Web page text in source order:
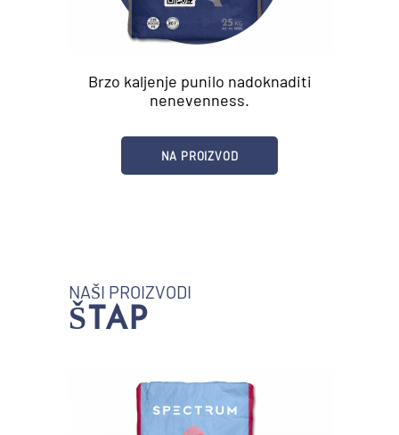
Brzo kaljenje punilo nadoknaditi
nenevenness.
NA PROIZVOD
NAŠI PROIZVODI
ŠTAP